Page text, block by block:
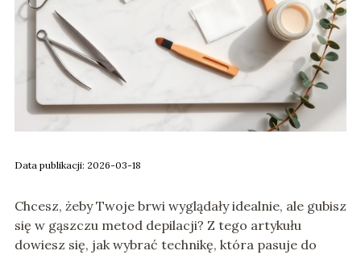
Data publikacji: 2026-03-18
Chcesz, żeby Twoje brwi wyglądały idealnie, ale gubisz
się w gąszczu metod depilacji? Z tego artykułu
dowiesz się, jak wybrać technikę, która pasuje do